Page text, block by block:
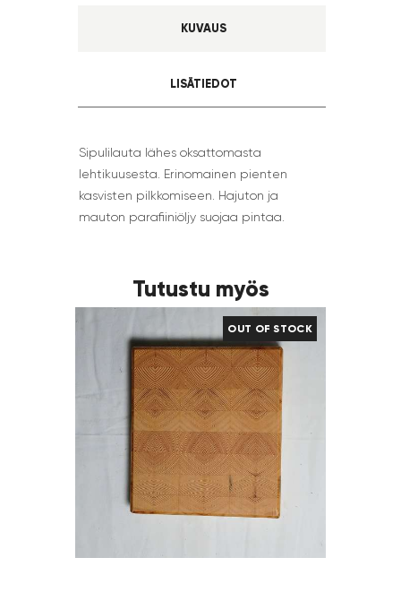
KUVAUS
LISÄTIEDOT
Sipulilauta lähes oksattomasta
lehtikuusesta. Erinomainen pienten
kasvisten pilkkomiseen. Hajuton ja
mauton parafiiniöljy suojaa pintaa.
Tutustu myös
OUT OF STOCK